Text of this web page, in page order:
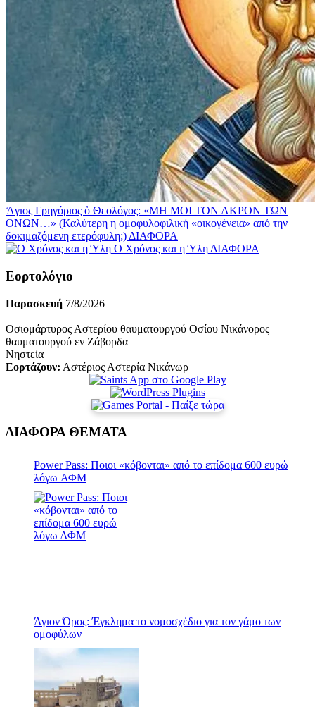
Ἅγιος Γρηγόριος ὁ Θεολόγος: «ΜΗ ΜΟΙ ΤΟΝ ΑΚΡΟΝ ΤΩΝ
ΟΝΩΝ…» (Καλύτερη η ομοφυλοφιλική «οικογένεια» από την
δοκιμαζόμενη ετερόφυλη;) ΔΙΑΦΟΡΑ
Ο Χρόνος και η Ύλη ΔΙΑΦΟΡΑ
Εορτολόγιο
Παρασκευή 7/8/2026
Οσιομάρτυρος Αστερίου θαυματουργού Οσίου Νικάνορος
θαυματουργού εν Ζάβορδα
Νηστεία
Εορτάζουν: Αστέριος Αστερία Νικάνωρ
ΔΙΑΦΟΡΑ ΘΕΜΑΤΑ
Power Pass: Ποιοι «κόβονται» από το επίδομα 600 ευρώ
λόγω ΑΦΜ
Άγιον Όρος: Έγκλημα το νομοσχέδιο για τον γάμο των
ομοφύλων